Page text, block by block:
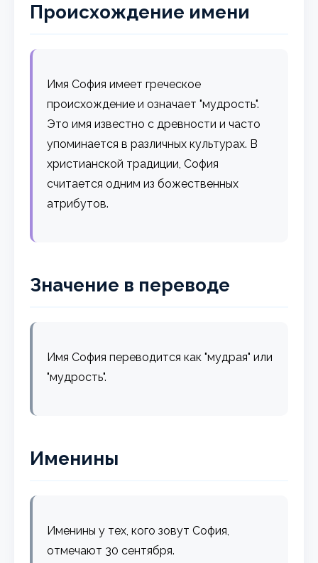
Происхождение имени
Имя София имеет греческое
происхождение и означает "мудрость".
Это имя известно с древности и часто
упоминается в различных культурах. В
христианской традиции, София
считается одним из божественных
атрибутов.
Значение в переводе
Имя София переводится как "мудрая" или
"мудрость".
Именины
Именины у тех, кого зовут София,
отмечают 30 сентября.